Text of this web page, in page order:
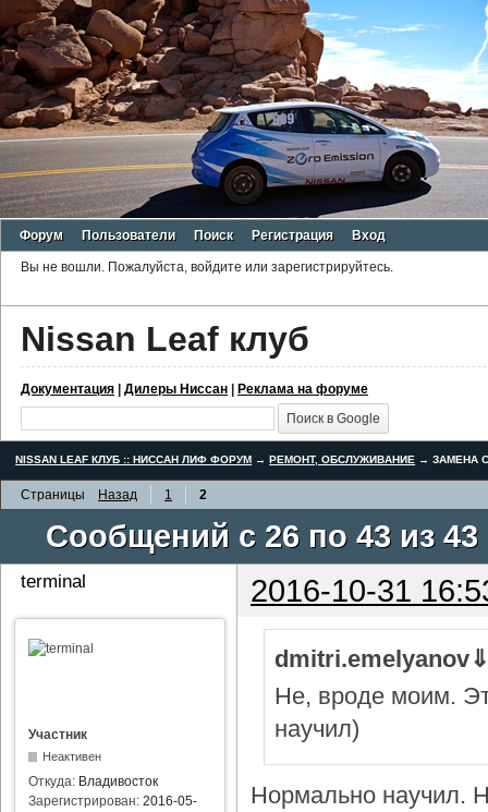
Форум Пользователи Поиск Регистрация Вход
Вы не вошли. Пожалуйста, войдите или зарегистрируйтесь.
Nissan Leaf клуб
Документация | Дилеры Ниссан | Реклама на форуме
NISSAN LEAF КЛУБ :: НИССАН ЛИФ ФОРУМ → РЕМОНТ, ОБСЛУЖИВАНИЕ →ЗАМЕНА
Страницы Назад 1 2
Сообщений с 26 по 43 из 43
terminal 2016-10-31
Участник
Неактивен
Откуда: Владивосток
Зарегистрирован: 2016-05-
Не, вроде моим.
научил)
Нормально научил.